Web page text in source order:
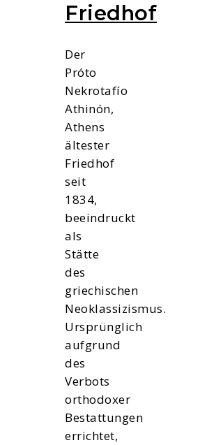
Friedhof
Der
Próto
Nekrotafío
Athinón,
Athens
ältester
Friedhof
seit
1834,
beeindruckt
als
Stätte
des
griechischen
Neoklassizismus.
Ursprünglich
aufgrund
des
Verbots
orthodoxer
Bestattungen
errichtet,